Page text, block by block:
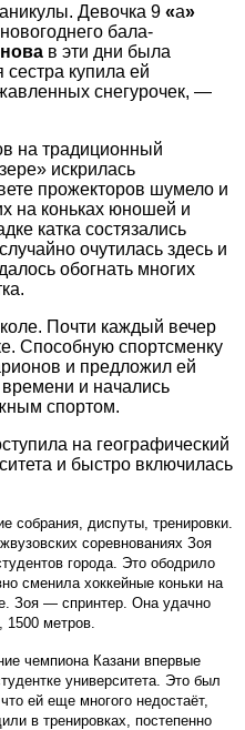
Девочка 9 «а»
бала-
в эти дни была
купила ей
снегурочек, —
на традиционный
искрилась
прожекторов шумело и
на коньках юношей и
катка состязались
очутилась здесь и
обогнать многих
Почти каждый вечер
Способную спортсменку
и предложил ей
и начались
спортом.
на географический
и быстро включилась
собрания, диспуты, тренировки.
соревнованиях Зоя
города. Это ободрило
сменила хоккейные коньки на
Зоя — спринтер. Она удачно
1500 метров.
чемпиона Казани впервые
университета. Это был
ей еще многого недостаёт,
в тренировках, постепенно